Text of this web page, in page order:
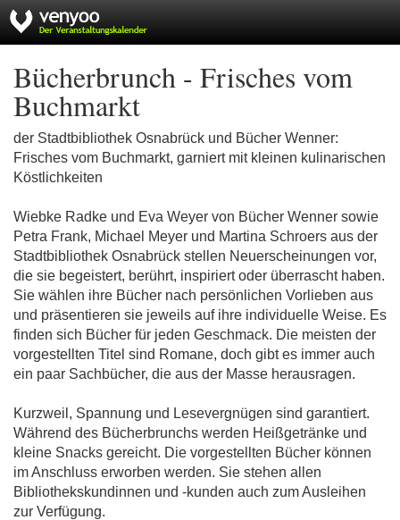
Bücherbrunch - Frisches vom
Buchmarkt
der Stadtbibliothek Osnabrück und Bücher Wenner:
Frisches vom Buchmarkt, garniert mit kleinen kulinarischen
Köstlichkeiten
Wiebke Radke und Eva Weyer von Bücher Wenner sowie
Petra Frank, Michael Meyer und Martina Schroers aus der
Stadtbibliothek Osnabrück stellen Neuerscheinungen vor,
die sie begeistert, berührt, inspiriert oder überrascht haben.
Sie wählen ihre Bücher nach persönlichen Vorlieben aus
und präsentieren sie jeweils auf ihre individuelle Weise. Es
finden sich Bücher für jeden Geschmack. Die meisten der
vorgestellten Titel sind Romane, doch gibt es immer auch
ein paar Sachbücher, die aus der Masse herausragen.
Kurzweil, Spannung und Lesevergnügen sind garantiert.
Während des Bücherbrunchs werden Heißgetränke und
kleine Snacks gereicht. Die vorgestellten Bücher können
im Anschluss erworben werden. Sie stehen allen
Bibliothekskundinnen und -kunden auch zum Ausleihen
zur Verfügung.